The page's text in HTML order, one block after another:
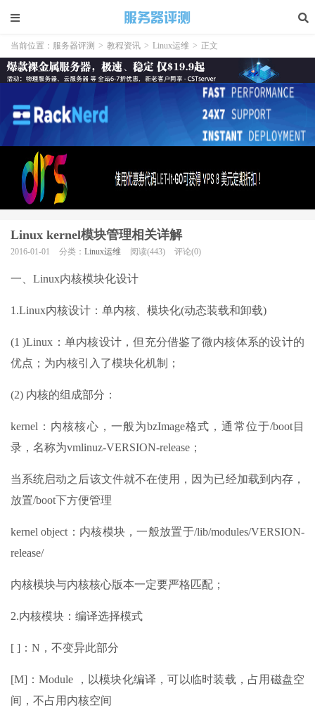
当前位置： 服务器评测 > 教程资讯 > Linux运维 > 正文
Linux kernel模块管理相关详解
2016-01-01 分类： Linux运维 阅读(443) 评论(0)
一、Linux内核模块化设计
1.Linux内核设计：单内核、模块化(动态装载和卸载)
(1 )Linux：单内核设计，但充分借鉴了微内核体系的设计的
优点；为内核引入了模块化机制；
(2) 内核的组成部分：
kernel：内核核心，一般为bzImage格式，通常位于/boot目
录，名称为vmlinuz-VERSION-release；
当系统启动之后该文件就不在使用，因为已经加载到内存，
放置/boot下方便管理
kernel object：内核模块，一般放置于/lib/modules/VERSION-
release/
内核模块与内核核心版本一定要严格匹配；
2.内核模块：编译选择模式
[ ]：N，不变异此部分
[M]：Module ，以模块化编译，可以临时装载，占用磁盘空
间，不占用内核空间